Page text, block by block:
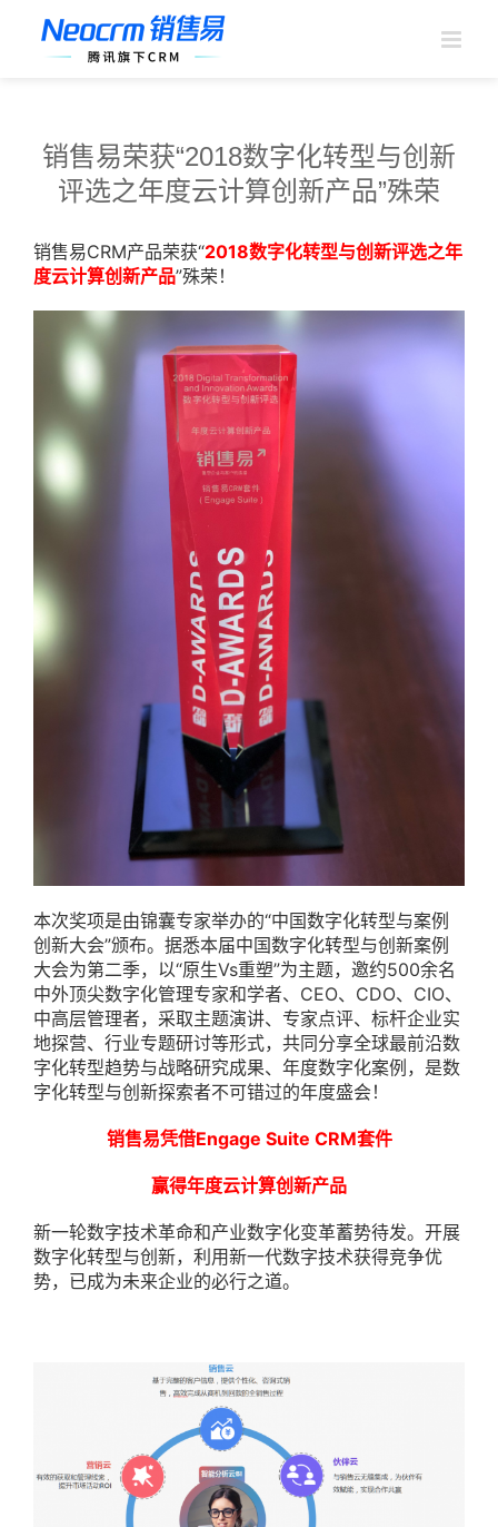
销售易荣获“2018数字化转型与创新
评选之年度云计算创新产品”殊荣
销售易CRM产品荣获“2018数字化转型与创新评选之年
度云计算创新产品”殊荣！
本次奖项是由锦囊专家举办的“中国数字化转型与案例
创新大会”颁布。据悉本届中国数字化转型与创新案例
大会为第二季，以“原生Vs重塑”为主题，邀约500余名
中外顶尖数字化管理专家和学者、CEO、CDO、CIO、
中高层管理者，采取主题演讲、专家点评、标杆企业实
地探营、行业专题研讨等形式，共同分享全球最前沿数
字化转型趋势与战略研究成果、年度数字化案例，是数
字化转型与创新探索者不可错过的年度盛会！
销售易凭借Engage Suite CRM套件
赢得年度云计算创新产品
新一轮数字技术革命和产业数字化变革蓄势待发。开展
数字化转型与创新，利用新一代数字技术获得竞争优
势，已成为未来企业的必行之道。